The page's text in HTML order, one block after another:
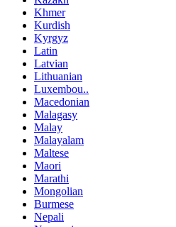
Khmer
Kurdish
Kyrgyz
Latin
Latvian
Lithuanian
Luxembou..
Macedonian
Malagasy
Malay
Malayalam
Maltese
Maori
Marathi
Mongolian
Burmese
Nepali